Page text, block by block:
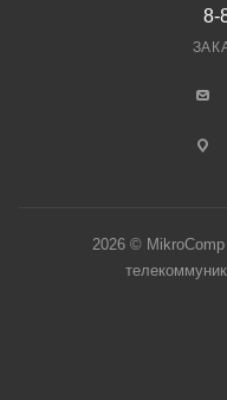
8-
2026 © MikroComp